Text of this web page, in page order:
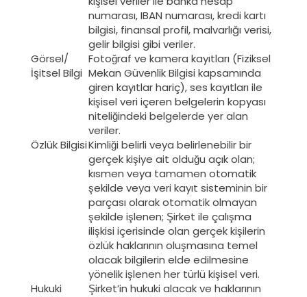
numarası, IBAN numarası, kredi kartı
bilgisi, finansal profil, malvarlığı verisi,
gelir bilgisi gibi veriler.
Görsel/
İşitsel Bilgi
Fotoğraf ve kamera kayıtları (Fiziksel
Mekan Güvenlik Bilgisi kapsamında
giren kayıtlar hariç), ses kayıtları ile
kişisel veri içeren belgelerin kopyası
niteliğindeki belgelerde yer alan
veriler.
Özlük BilgisiKimliği belirli veya belirlenebilir bir
gerçek kişiye ait olduğu açık olan;
kısmen veya tamamen otomatik
şekilde veya veri kayıt sisteminin bir
parçası olarak otomatik olmayan
şekilde işlenen; Şirket ile çalışma
ilişkisi içerisinde olan gerçek kişilerin
özlük haklarının oluşmasına temel
olacak bilgilerin elde edilmesine
yönelik işlenen her türlü kişisel veri.
Hukuki
Şirket’in hukuki alacak ve haklarının